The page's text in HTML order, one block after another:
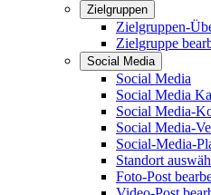
Zielgruppen
Zielgruppen-
Zielgruppe
Social Media
Social Media
Social Media
Social Media-
Social Media-
Social-Media-
Standort
Foto-Post